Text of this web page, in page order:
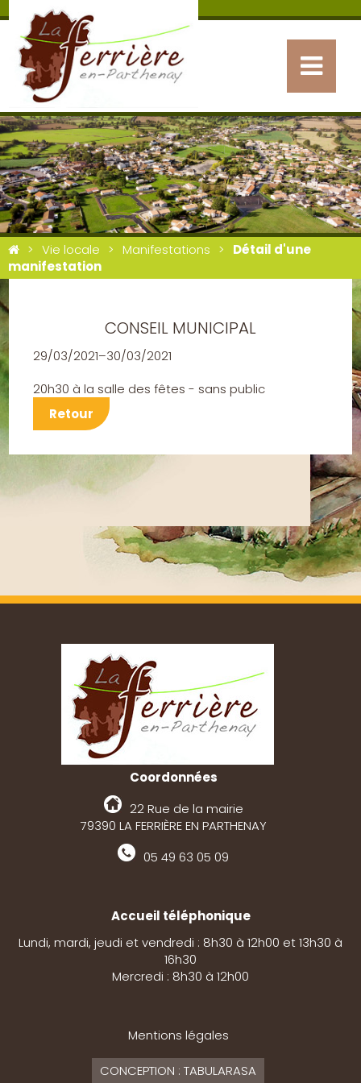
Vie locale Manifestations
Détail d'une
manifestation
CONSEIL MUNICIPAL
29/03/2021–30/03/2021
20h30 à la salle des fêtes - sans public
Retour
Coordonnées
22 Rue de la mairie
79390 LA FERRIÈRE EN PARTHENAY
05 49 63 05 09
Accueil téléphonique
Lundi, mardi, jeudi et vendredi : 8h30 à 12h00 et 13h30 à
16h30
Mercredi : 8h30 à 12h00
Mentions légales
CONCEPTION : TABULARASA